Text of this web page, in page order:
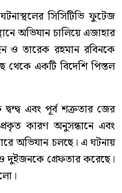
সিসিটিভি ফুটেজ
অভিযান চালিয়ে এজাহার
ও তারেক রহমান রবিনকে
থেকে একটি বিদেশি পিস্তল
এবং পূর্ব শত্রুতার জের
কারণ অনুসন্ধানে এবং
অভিযান চলছে। এ ঘটনায়
গ্রেফতার করেছে।